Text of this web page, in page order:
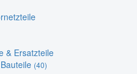
& Ersatzteile
(40)